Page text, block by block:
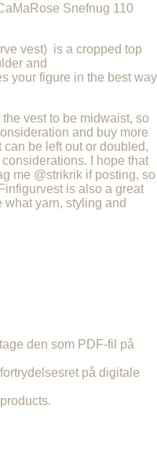
Snefnug 110
vest) is a cropped top
and
your figure in the best way
vest to be midwaist, so
and buy more
be left out or doubled,
I hope that
me @strikrik if posting, so
is also a great
what yarn, styling and
den som PDF-fil på
på digitale